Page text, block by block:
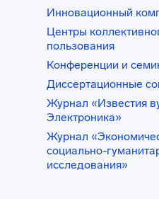
Инновационный
Центры
пользования
Конференции и
Диссертационные
Журнал «Известия
Электроника»
Журнал
социально-
исследования»